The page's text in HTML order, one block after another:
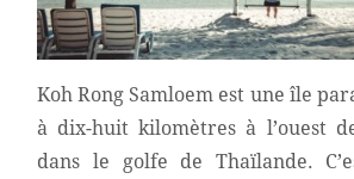
Koh Rong Samloem est une île
à dix-huit kilomètres à l’ouest
dans le golfe de Thaïlande.